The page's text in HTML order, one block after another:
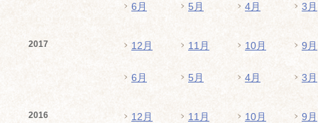
6月 5月 4月 3月
2017 12月 11月 10月 9月
6月 5月 4月 3月
2016 12月 11月 10月 9月